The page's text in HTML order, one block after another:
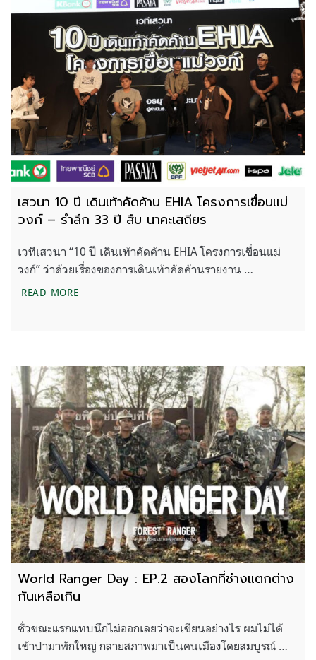
เสวนา 10 ปี เดินเท้าคัดค้าน EHIA โครงการเขื่อนแม่
วงก์ – รำลึก 33 ปี สืบ นาคะเสถียร
เวทีเสวนา “10 ปี เดินเท้าคัดค้าน EHIA โครงการเขื่อนแม่
วงก์” ว่าด้วยเรื่องของการเดินเท้าคัดค้านรายงาน …
READ MOREเสวนา 10 ปี เดินเท้าคัดค้าน EHIA โครงการเขื่อนแม่
World Ranger Day : EP.2 สองโลกที่ช่างแตกต่าง
กันเหลือเกิน
ชั่วขณะแรกแทบนึกไม่ออกเลยว่าจะเขียนอย่างไร ผมไม่ได้
เข้าป่ามาพักใหญ่ กลายสภาพมาเป็นคนเมืองโดยสมบูรณ์ …